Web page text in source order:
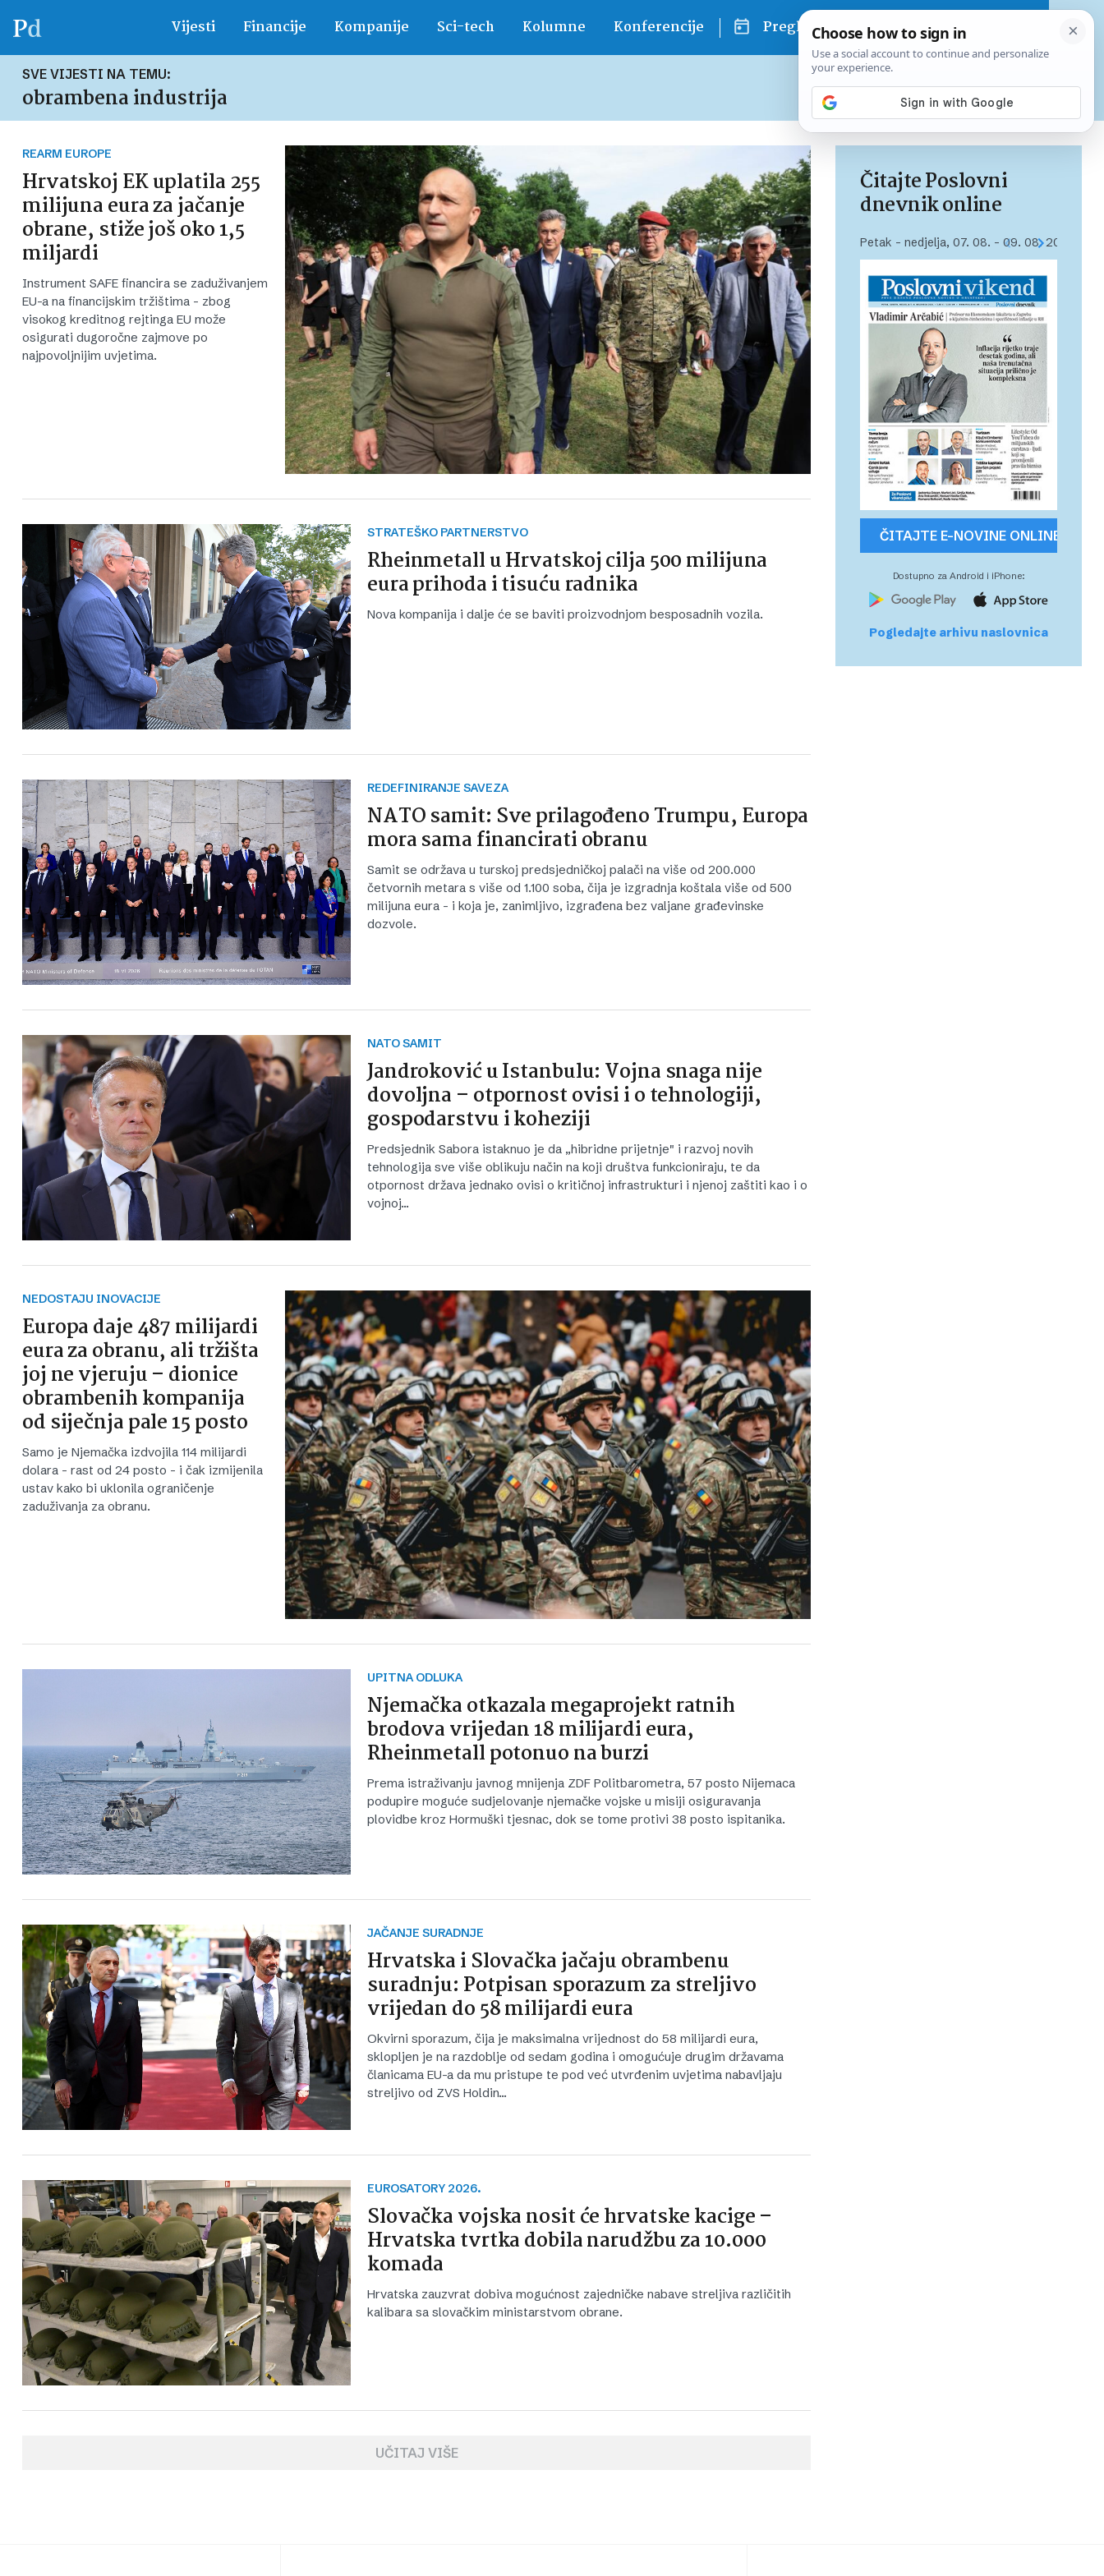
Vijesti Financije Kompanije Sci-tech Kolumne Konferencije Pregled dana
SVE VIJESTI NA TEMU:
obrambena industrija
Već od 10 EUR mjesečno
REARM EUROPE
Hrvatskoj EK uplatila 255
milijuna eura za jačanje
obrane, stiže još oko 1,5
miljardi
Instrument SAFE financira se zaduživanjem
EU-a na financijskim tržištima - zbog
visokog kreditnog rejtinga EU može
osigurati dugoročne zajmove po
najpovoljnijim uvjetima.
STRATEŠKO PARTNERSTVO
Rheinmetall u Hrvatskoj cilja 500 milijuna
eura prihoda i tisuću radnika
Nova kompanija i dalje će se baviti proizvodnjom besposadnih vozila.
REDEFINIRANJE SAVEZA
NATO samit: Sve prilagođeno Trumpu, Europa
mora sama financirati obranu
Samit se održava u turskoj predsjedničkoj palači na više od 200.000
četvornih metara s više od 1.100 soba, čija je izgradnja koštala više od 500
milijuna eura - i koja je, zanimljivo, izgrađena bez valjane građevinske
dozvole.
NATO SAMIT
Jandroković u Istanbulu: Vojna snaga nije
dovoljna – otpornost ovisi i o tehnologiji,
gospodarstvu i koheziji
Predsjednik Sabora istaknuo je da „hibridne prijetnje" i razvoj novih
tehnologija sve više oblikuju način na koji društva funkcioniraju, te da
otpornost država jednako ovisi o kritičnoj infrastrukturi i njenoj zaštiti kao i o
vojnoj…
NEDOSTAJU INOVACIJE
Europa daje 487 milijardi
eura za obranu, ali tržišta
joj ne vjeruju – dionice
obrambenih kompanija
od siječnja pale 15 posto
Samo je Njemačka izdvojila 114 milijardi
dolara - rast od 24 posto - i čak izmijenila
ustav kako bi uklonila ograničenje
zaduživanja za obranu.
UPITNA ODLUKA
Njemačka otkazala megaprojekt ratnih
brodova vrijedan 18 milijardi eura,
Rheinmetall potonuo na burzi
Prema istraživanju javnog mnijenja ZDF Politbarometra, 57 posto Nijemaca
podupire moguće sudjelovanje njemačke vojske u misiji osiguravanja
plovidbe kroz Hormuški tjesnac, dok se tome protivi 38 posto ispitanika.
JAČANJE SURADNJE
Hrvatska i Slovačka jačaju obrambenu
suradnju: Potpisan sporazum za streljivo
vrijedan do 58 milijardi eura
Okvirni sporazum, čija je maksimalna vrijednost do 58 milijardi eura,
sklopljen je na razdoblje od sedam godina i omogućuje drugim državama
članicama EU-a da mu pristupe te pod već utvrđenim uvjetima nabavljaju
streljivo od ZVS Holdin…
EUROSATORY 2026.
Slovačka vojska nosit će hrvatske kacige –
Hrvatska tvrtka dobila narudžbu za 10.000
komada
Hrvatska zauzvrat dobiva mogućnost zajedničke nabave streljiva različitih
kalibara sa slovačkim ministarstvom obrane.
UČITAJ VIŠE
Čitajte Poslovni
dnevnik online
Petak – nedjelja, 07. 08. – 09. 08. 2026.
ČITAJTE E-NOVINE ONLINE
Dostupno za Android i iPhone:
Pogledajte arhivu naslovnica